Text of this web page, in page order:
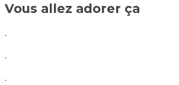
Vous allez adorer ça
.
.
.